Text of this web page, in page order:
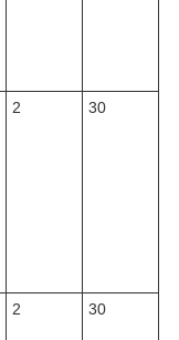
2 30
2 30